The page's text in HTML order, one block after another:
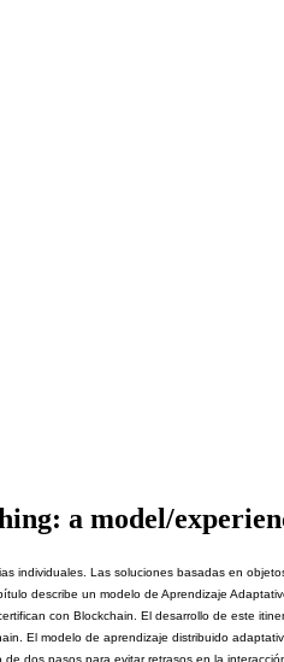
a model/
Las soluciones basadas en
describe un modelo de Aprendizaje
con Blockchain. El desarrollo de este
El modelo de aprendizaje distribuido
dos pasos para evitar retrasos en la